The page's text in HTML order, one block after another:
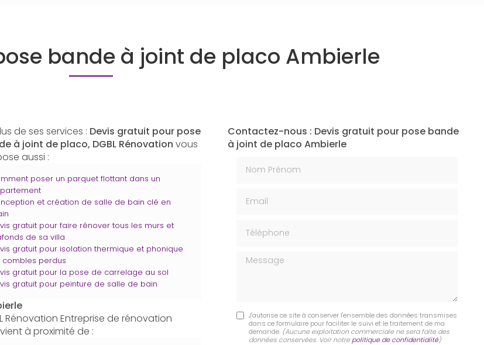
bande à joint de placo Ambierle
de ses services : Devis gratuit pour pose
à joint de placo, DGBL Rénovation vous
aussi :
poser un parquet flottant dans un
et création de salle de bain clé en
gratuit pour faire rénover tous les murs et
de sa villa
gratuit pour isolation thermique et phonique
combles perdus
gratuit pour la pose de carrelage au sol
gratuit pour peinture de salle de bain
Rénovation Entreprise de rénovation
à proximité de :
Contactez-nous : Devis gratuit pour pose bande
à joint de placo Ambierle
Message
J'autorise ce site à conserver l'ensemble des données transmises
dans ce formulaire pour faciliter le suivi et le traitement de ma
demande. (Aucune exploitation commerciale ne sera faite des
données conservées. Voir notre politique de confidentialité)